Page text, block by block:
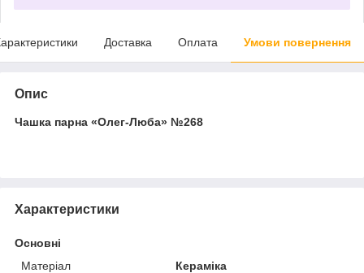
Доставка Оплата Умови повернення
Опис
Чашка парна «Олег-Люба» №268
Характеристики
Основні
Матеріал
Кераміка